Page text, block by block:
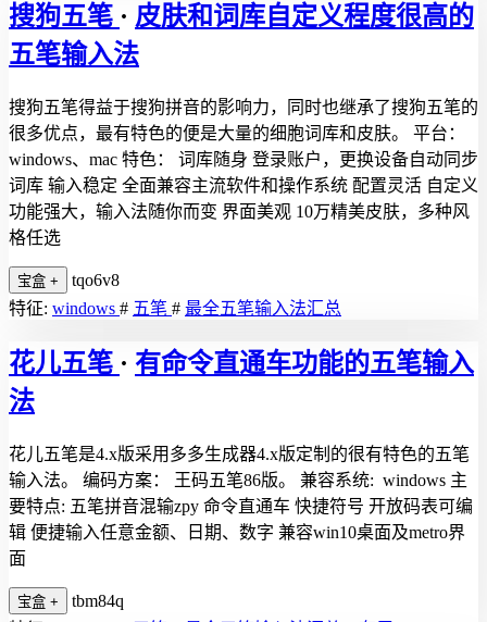
搜狗五笔 · 皮肤和词库自定义程度很高的
五笔输入法
搜狗五笔得益于搜狗拼音的影响力，同时也继承了搜狗五笔的
很多优点，最有特色的便是大量的细胞词库和皮肤。 平台：
windows、mac 特色： 词库随身 登录账户，更换设备自动同步
词库 输入稳定 全面兼容主流软件和操作系统 配置灵活 自定义
功能强大，输入法随你而变 界面美观 10万精美皮肤，多种风
格任选
宝盒 +
tqo6v8
特征: windows # 五笔 # 最全五笔输入法汇总
花儿五笔 · 有命令直通车功能的五笔输入
法
花儿五笔是4.x版采用多多生成器4.x版定制的很有特色的五笔
输入法。 编码方案： 王码五笔86版。 兼容系统: windows 主
要特点: 五笔拼音混输zpy 命令直通车 快捷符号 开放码表可编
辑 便捷输入任意金额、日期、数字 兼容win10桌面及metro界
面
宝盒 +
tbm84q